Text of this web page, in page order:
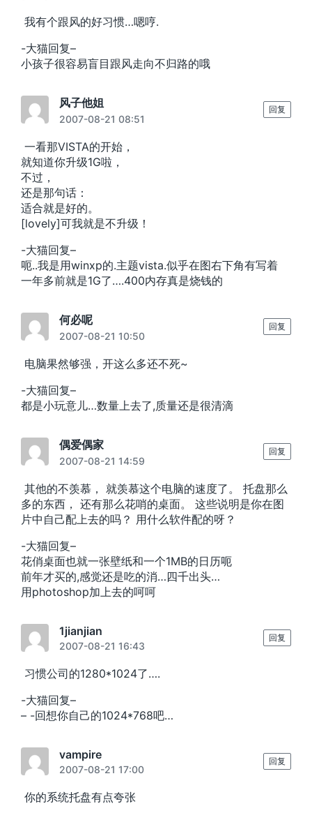
我有个跟风的好习惯…嗯哼.
-大猫回复–
小孩子很容易盲目跟风走向不归路的哦
风子他姐
2007-08-21 08:51
一看那VISTA的开始，
就知道你升级1G啦，
不过，
还是那句话：
适合就是好的。
[lovely]可我就是不升级！
-大猫回复–
呃..我是用winxp的.主题vista.似乎在图右下角有写着
一年多前就是1G了….400内存真是烧钱的
回复
何必呢
2007-08-21 10:50
电脑果然够强，开这么多还不死~
-大猫回复–
都是小玩意儿…数量上去了,质量还是很清滴
回复
偶爱偶家
2007-08-21 14:59
其他的不羡慕， 就羡慕这个电脑的速度了。 托盘那么
多的东西， 还有那么花哨的桌面。 这些说明是你在图
片中自己配上去的吗？ 用什么软件配的呀？
-大猫回复–
花俏桌面也就一张壁纸和一个1MB的日历呃
前年才买的,感觉还是吃的消…四千出头…
用photoshop加上去的呵呵
回复
1jianjian
2007-08-21 16:43
习惯公司的1280*1024了….
-大猫回复–
– -回想你自己的1024*768吧…
回复
vampire
2007-08-21 17:00
你的系统托盘有点夸张
回复